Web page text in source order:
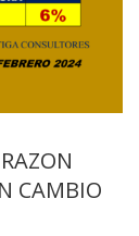
CAMBIO